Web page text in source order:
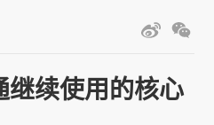
继续使用的核心